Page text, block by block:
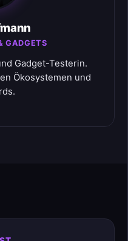
GADGETS
Gadget-Testerin.
Ökosystemen und